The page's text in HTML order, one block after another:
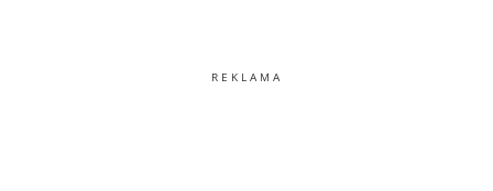
REKLAMA